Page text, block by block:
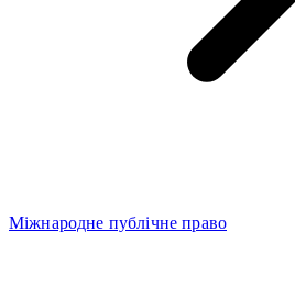
Міжнародне публічне право